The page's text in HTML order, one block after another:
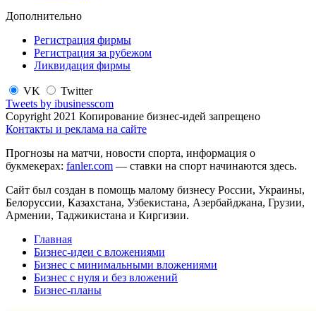
Дополнительно
Регистрация фирмы
Регистрация за рубежом
Ликвидация фирмы
VK
Twitter
Tweets by ibusinesscom
Copyright 2021 Копирование бизнес-идей запрещено
Контакты и реклама на сайте
Прогнозы на матчи, новости спорта, информация о
букмекерах: fanler.com — ставки на спорт начинаются здесь.
Сайт был создан в помощь малому бизнесу России, Украины,
Белоруссии, Казахстана, Узбекистана, Азербайджана, Грузии,
Армении, Таджикистана и Киргизии.
Главная
Бизнес-идеи с вложениями
Бизнес с минимальными вложениями
Бизнес с нуля и без вложений
Бизнес-планы